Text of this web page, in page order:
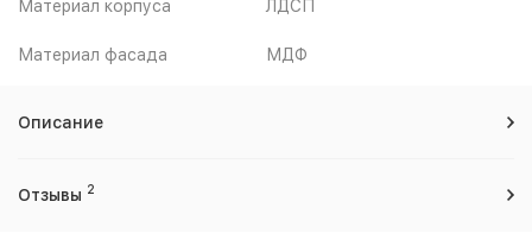
Материал корпуса ЛДСП
Материал фасада МДФ
Описание
Отзывы 2